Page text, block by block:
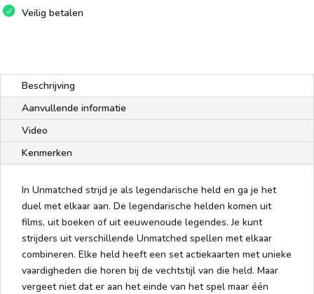
Veilig betalen
Beschrijving
Aanvullende informatie
Video
Kenmerken
In Unmatched strijd je als legendarische held en ga je het
duel met elkaar aan. De legendarische helden komen uit
films, uit boeken of uit eeuwenoude legendes. Je kunt
strijders uit verschillende Unmatched spellen met elkaar
combineren. Elke held heeft een set actiekaarten met unieke
vaardigheden die horen bij de vechtstijl van die held. Maar
vergeet niet dat er aan het einde van het spel maar één